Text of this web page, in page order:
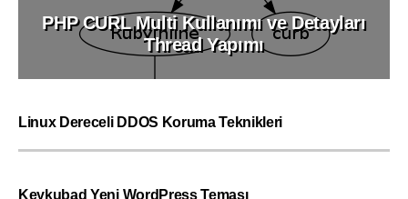
PHP CURL Multi Kullanımı ve Detayları
Thread Yapımı
Linux Dereceli DDOS Koruma Teknikleri
Keykubad Yeni WordPress Teması